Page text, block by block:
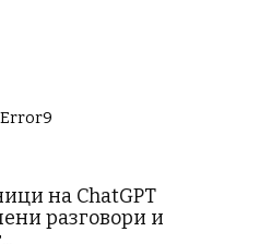
Error9
на ChatGPT
разговори и